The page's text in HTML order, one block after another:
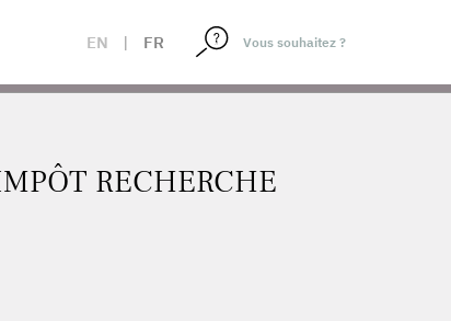
EN | FR
RECHERCHE